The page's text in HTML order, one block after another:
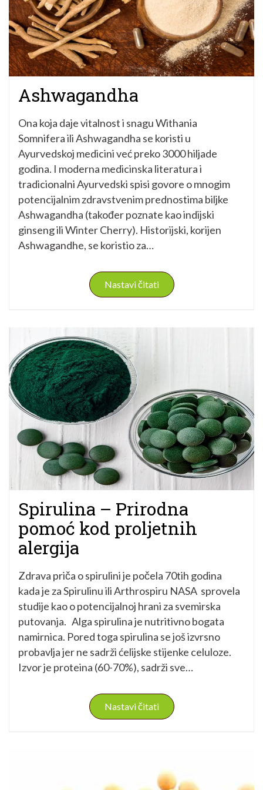
Ashwagandha
Ona koja daje vitalnost i snagu Withania
Somnifera ili Ashwagandha se koristi u
Ayurvedskoj medicini već preko 3000 hiljade
godina. I moderna medicinska literatura i
tradicionalni Ayurvedski spisi govore o mnogim
potencijalnim zdravstvenim prednostima biljke
Ashwagandha (također poznate kao indijski
ginseng ili Winter Cherry). Historijski, korijen
Ashwagandhe, se koristio za…
Nastavi čitati
Spirulina – Prirodna
pomoć kod proljetnih
alergija
Zdrava priča o spirulini je počela 70tih godina
kada je za Spirulinu ili Arthrospiru NASA sprovela
studije kao o potencijalnoj hrani za svemirska
putovanja. Alga spirulina je nutritivno bogata
namirnica. Pored toga spirulina se još izvrsno
probavlja jer ne sadrži ćelijske stijenke celuloze.
Izvor je proteina (60-70%), sadrži sve…
Nastavi čitati